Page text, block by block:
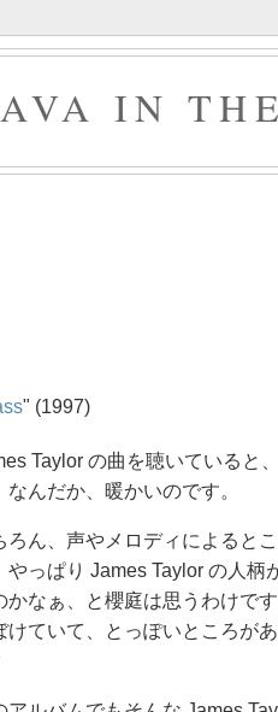
IN
" (1997)
Taylor の曲を聴いていると
なんだか、暖かいのです。
ろん、声やメロディによると
やっぱり James Taylor の人柄
かなぁ、と櫻庭は思うわけで
けていて、とっぽいところが